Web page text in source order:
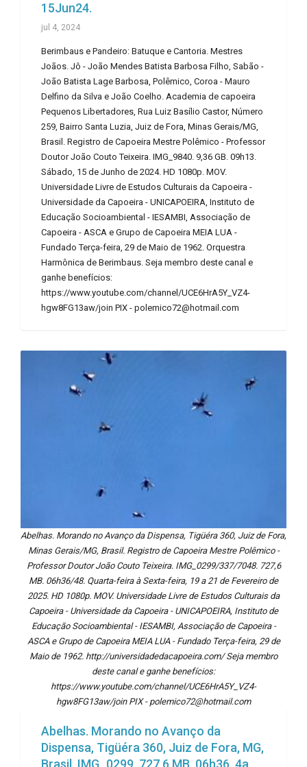
15Jun24.
jul 4, 2024
Berimbaus e Pandeiro: Batuque e Cantoria. Mestres
Joãos. Jô - João Mendes Batista Barbosa Filho, Sabão -
João Batista Lage Barbosa, Polêmico, Coroa - Mauro
Delfino da Silva e João Coelho. Academia de capoeira
Pequenos Libertadores, Rua Luiz Basílio Castor, Número
259, Bairro Santa Luzia, Juiz de Fora, Minas Gerais/MG,
Brasil. Registro de Capoeira Mestre Polêmico - Professor
Doutor João Couto Teixeira. IMG_9840. 9,36 GB. 09h13.
Sábado, 15 de Junho de 2024. HD 1080p. MOV.
Universidade Livre de Estudos Culturais da Capoeira -
Universidade da Capoeira - UNICAPOEIRA, Instituto de
Educação Socioambiental - IESAMBI, Associação de
Capoeira - ASCA e Grupo de Capoeira MEIA LUA -
Fundado Terça-feira, 29 de Maio de 1962. Orquestra
Harmônica de Berimbaus. Seja membro deste canal e
ganhe benefícios:
https://www.youtube.com/channel/UCE6HrA5Y_VZ4-
hgw8FG13aw/join PIX - polemico72@hotmail.com
Abelhas. Morando no Avanço da Dispensa, Tigüéra 360, Juiz de Fora,
Minas Gerais/MG, Brasil. Registro de Capoeira Mestre Polêmico -
Professor Doutor João Couto Teixeira. IMG_0299/337/7048. 727,6
MB. 06h36/48. Quarta-feira à Sexta-feira, 19 a 21 de Fevereiro de
2025. HD 1080p. MOV. Universidade Livre de Estudos Culturais da
Capoeira - Universidade da Capoeira - UNICAPOEIRA, Instituto de
Educação Socioambiental - IESAMBI, Associação de Capoeira -
ASCA e Grupo de Capoeira MEIA LUA - Fundado Terça-feira, 29 de
Maio de 1962. http://universidadedacapoeira.com/ Seja membro
deste canal e ganhe benefícios:
https://www.youtube.com/channel/UCE6HrA5Y_VZ4-
hgw8FG13aw/join PIX - polemico72@hotmail.com
Abelhas. Morando no Avanço da
Dispensa, Tigüéra 360, Juiz de Fora, MG,
Brasil. IMG_0299. 727,6 MB. 06h36. 4a.